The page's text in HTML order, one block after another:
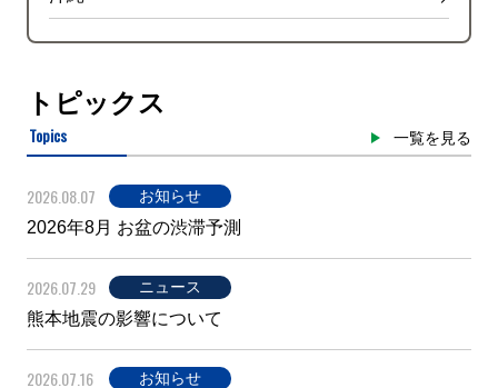
トピックス
Topics 一覧を見る
2026.08.07 お知らせ
2026年8月 お盆の渋滞予測
2026.07.29 ニュース
熊本地震の影響について
2026.07.16 お知らせ